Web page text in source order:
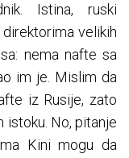
Istina, ruski
velikih
nema nafte sa
im je. Mislim da
iz Rusije, zato
istoku. No, pitanje
Kini mogu da